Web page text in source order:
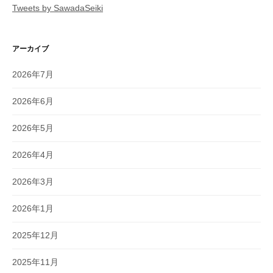
Tweets by SawadaSeiki
アーカイブ
2026年7月
2026年6月
2026年5月
2026年4月
2026年3月
2026年1月
2025年12月
2025年11月